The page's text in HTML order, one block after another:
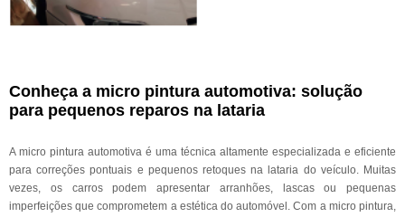
Conheça a micro pintura automotiva: solução
para pequenos reparos na lataria
A micro pintura automotiva é uma técnica altamente especializada e eficiente
para correções pontuais e pequenos retoques na lataria do veículo. Muitas
vezes, os carros podem apresentar arranhões, lascas ou pequenas
imperfeições que comprometem a estética do automóvel. Com a micro pintura,